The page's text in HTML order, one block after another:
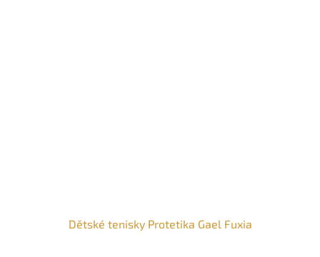
Dětské tenisky Protetika Gael Fuxia